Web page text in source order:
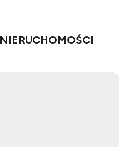
NIERUCHOMOŚCI